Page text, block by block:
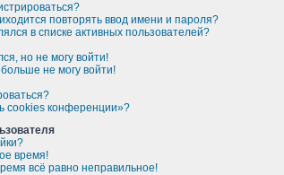
повторять ввод имени и пароля?
в списке активных пользователей?
но не могу войти!
не могу войти!
cookies конференции»?
время!
всё равно неправильное!